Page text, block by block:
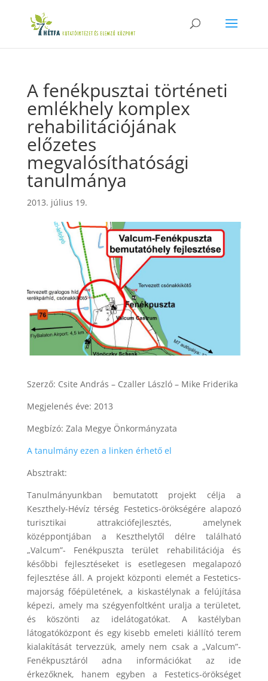
A fenékpusztai történeti
emlékhely komplex
rehabilitációjának
előzetes
megvalósíthatósági
tanulmánya
2013. július 19.
Szerző: Csite András – Czaller László – Mike Friderika
Megjelenés éve: 2013
Megbízó: Zala Megye Önkormányzata
A tanulmány ezen a linken érhető el
Absztrakt:
Tanulmányunkban bemutatott projekt célja a
Keszthely-Hévíz térség Festetics-örökségére alapozó
turisztikai attrakciófejlesztés, amelynek
középpontjában a Keszthelytől délre található
„Valcum”- Fenékpuszta terület rehabilitációja és
későbbi fejlesztéseket is esetlegesen megalapozó
fejlesztése áll. A projekt központi elemét a Festetics-
majorság főépületének, a kiskastélynak a felújítása
képezi, amely ma szégyenfoltként uralja a területet,
és köszönti az idelátogatókat. A kastélyban
látogatóközpont és egy kisebb emeleti kiállító terem
kialakítását tervezzük, amely nem csak a „Valcum”-
Fenékpusztáról adna információkat az ide
érkezőknek, hanem egyben a Festetics-örökséget